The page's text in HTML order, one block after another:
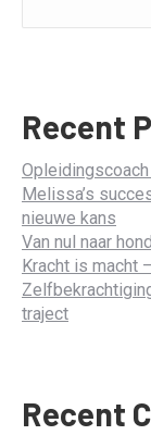
Recent
Opleidingscoach
Melissa’s
nieuwe kans
Van nul naar
Kracht is macht
traject
Recent